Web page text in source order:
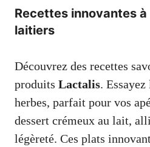
Recettes innovantes
laitiers
Découvrez des recettes
produits Lactalis.
herbes, parfait pour vos
dessert crémeux au lait,
légèreté. Ces plats